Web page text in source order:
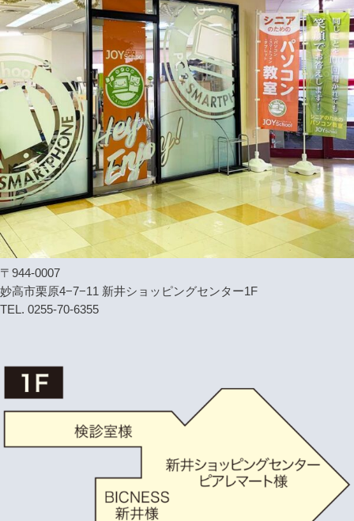
〒944-0007
妙高市栗原4−7−11 新井ショッピングセンター1F
TEL. 0255-70-6355